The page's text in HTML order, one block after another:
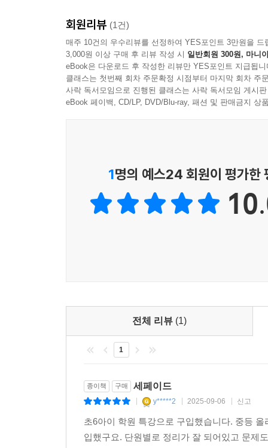
② 책의 특징
(1) 강의 : 한 단원의 내용을 4면으로 나누어 정리
(2) 개념확인, 확인+, 개념다지기 : 강의 내용을 이
(3) 유형익히기& 하브루타 : 관련 소단원 내용을
있도록 하였습니다.
(4) 창의력&토론마당 : 관련 소단원 내용에 관련된
제시하여 개인별로 실시할 수 있도록 하였습니다
이 책은 과학고, 영재학교 및 특목고의 탐구력, 창
회원리뷰 (1건)
매주 10건의 우수리뷰를 선정하여 YES포인트 3만원을 드
3,000원 이상 구매 후 리뷰 작성 시 일반회원 300원, 마니
eBook은 다운로드 후 작성한 리뷰만 YES포인트 지급됩니
클래스는 첫번째 회차 주문확정 시점부터 마지막 회차 주
사락 독서모임으로 진행된 클래스는 사락 독서모임 게시
eBook 페이백, CD/LP, DVD/Blu-ray, 패션 및 판매금지 상
1명의 예스24 회원이 평가한
전체 리뷰 (1)
1
종이책 구매 세페이드
y*****2 2025-09-06 신고
초6아이 학원 특강으로 구입했습니다. 중등
입했구요. 단원별로 정리가 잘 되어있고 문제